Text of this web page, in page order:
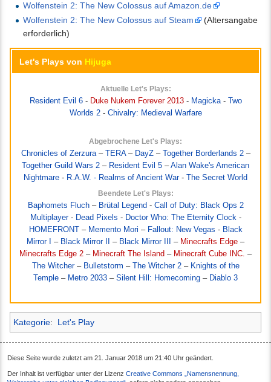
Wolfenstein 2: The New Colossus auf Amazon.de
Wolfenstein 2: The New Colossus auf Steam
(Altersangabe
erforderlich)
Let's Plays von Hijuga
Aktuelle Let's Plays:
Resident Evil 6- Duke Nukem Forever 2013- Magicka-
Two
Worlds 2- Chivalry: Medieval Warfare
Abgebrochene Let's Plays:
Chronicles of Zerzura– TERA– DayZ– Together Borderlands 2–
Together Guild Wars 2 – Resident Evil 5 –Alan Wake's American
Nightmare - R.A.W. - Realms of Ancient War- The Secret World
Beendete Let's Plays:
Baphomets Fluch– Brütal Legend - Call of Duty: Black Ops 2
Multiplayer- Dead Pixels - Doctor Who: The Eternity Clock-
HOMEFRONT
– Memento Mori – Fallout: New Vegas - Black
Mirror I
– Black Mirror II – Black Mirror III – Minecrafts Edge –
Minecrafts Edge 2 – Minecraft The Island – Minecraft Cube INC. –
The Witcher– Bulletstorm – The Witcher 2– Knights of the
Temple – Metro 2033 – Silent Hill: Homecoming – Diablo 3
Kategorie: Let's Play
Diese Seite wurde zuletzt am 21. Januar 2018 um 21:40 Uhr geändert.
Der Inhalt ist verfügbar unter der Lizenz Creative Commons „Namensnennung,